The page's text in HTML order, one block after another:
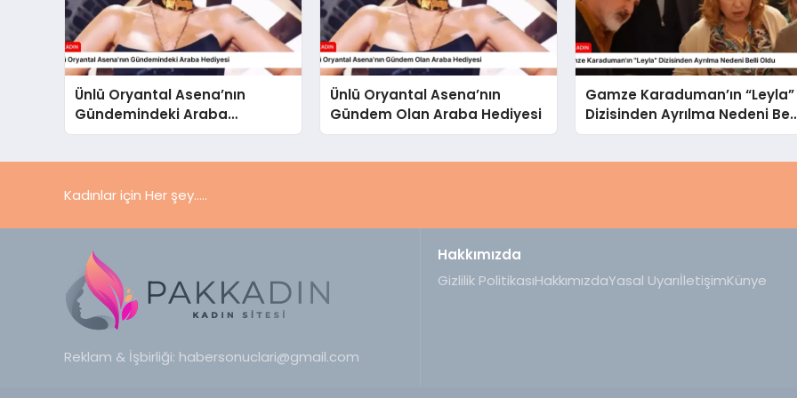
Ünlü Oryantal Asena’nın
Gündemindeki Araba
Hediyesi
Ünlü Oryantal Asena’nın
Gündem Olan Araba Hediyesi
Gamze Karaduman’ın “Leyla”
Dizisinden Ayrılma Nedeni
Oldu
Kadınlar için Her şey.....
Reklam & İşbirliği: habersonuclari@gmail.com
Hakkımızda
Gizlilik PolitikasıHakkımızdaYasal UyarıİletişimKünye